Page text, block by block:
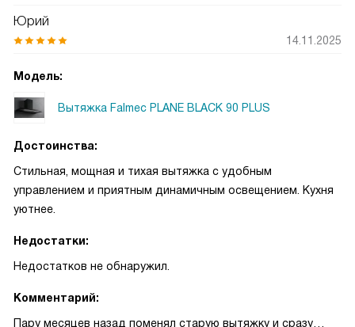
Юрий
14.11.2025
Модель:
Вытяжка Falmec PLANE BLACK 90 PLUS
Достоинства:
Стильная, мощная и тихая вытяжка с удобным
управлением и приятным динамичным освещением. Кухня
уютнее.
Недостатки:
Недостатков не обнаружил.
Комментарий:
Пару месяцев назад поменял старую вытяжку и сразу